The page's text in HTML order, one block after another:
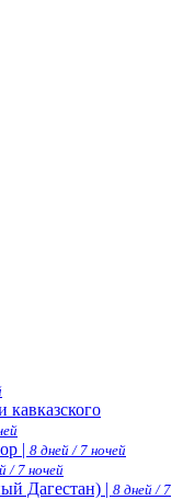
| 8 дней / 7 ночей
/ 7 ночей
Дагестан) | 8 дней / 7